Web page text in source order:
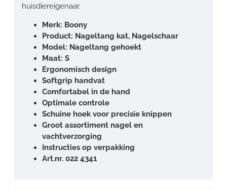
huisdiereigenaar.
Merk: Boony
Product: Nageltang kat, Nagelschaar
Model: Nageltang gehoekt
Maat: S
Ergonomisch design
Softgrip handvat
Comfortabel in de hand
Optimale controle
Schuine hoek voor precisie knippen
Groot assortiment nagel en
vachtverzorging
Instructies op verpakking
Art.nr. 022 4341